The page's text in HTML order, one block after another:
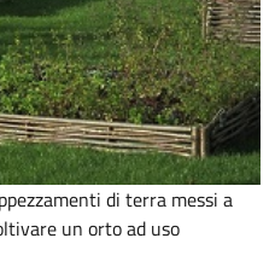
di terra messi a
un orto ad uso